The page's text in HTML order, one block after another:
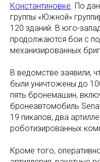
Константиновке . По
группы «Южной»
120 зданий. В юго-
продолжаются бои с
механизированных
В ведомстве заявили,
были уничтожены до
пять бронемашин,
бронеавтомобиль
19 пикапов, два
роботизированных
Кроме того,